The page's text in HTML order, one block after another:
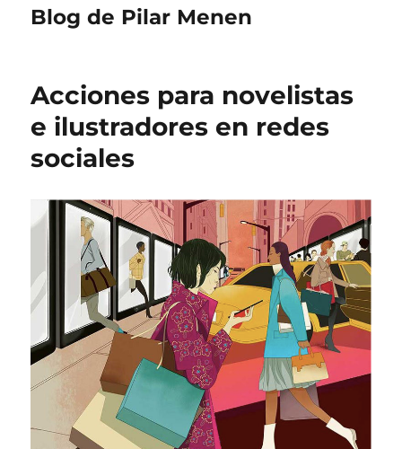
Blog de Pilar Menen
Acciones para novelistas
e ilustradores en redes
sociales